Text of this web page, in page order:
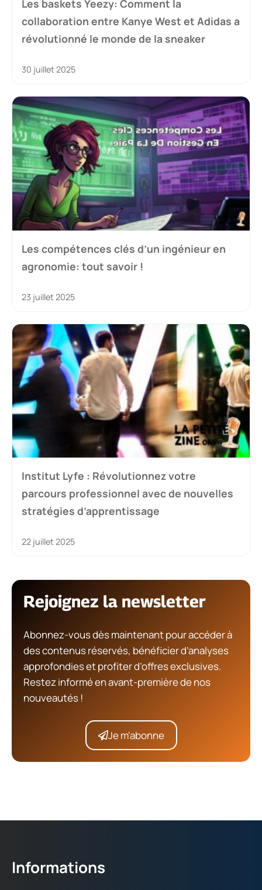
Les baskets Yeezy: Comment la
collaboration entre Kanye West et Adidas a
révolutionné le monde de la sneaker
30 juillet 2025
Les compétences clés d’un ingénieur en
agronomie: tout savoir !
23 juillet 2025
Institut Lyfe : Révolutionnez votre
parcours professionnel avec de nouvelles
stratégies d’apprentissage
22 juillet 2025
Rejoignez la newsletter
Abonnez-vous dès maintenant pour accéder à
des contenus réservés, bénéficier d’analyses
approfondies et profiter d’offres exclusives.
Restez informé en avant-première de nos
nouveautés !
Je m'abonne
Informations